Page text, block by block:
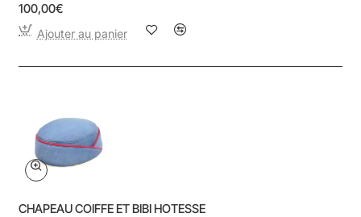
100,00€
Ajouter au panier
CHAPEAU COIFFE ET BIBI HOTESSE